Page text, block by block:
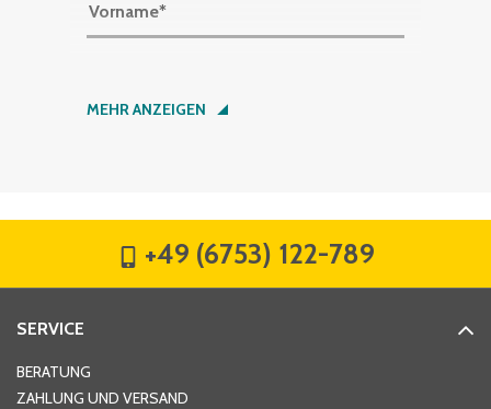
Vorname*
Nachname*
Hausnummer
MEHR ANZEIGEN
+49 (6753) 122-789
SERVICE
BERATUNG
ZAHLUNG UND VERSAND